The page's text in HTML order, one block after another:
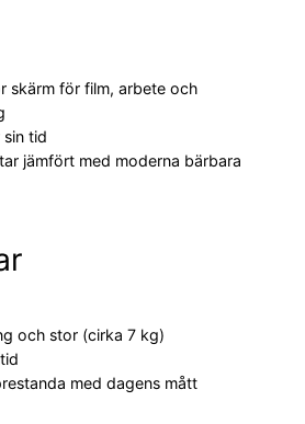
skärm för film, arbete och
tid
jämfört med moderna bärbara
och stor (cirka 7 kg)
med dagens mått